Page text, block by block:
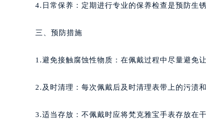
4.日常保养：定期进行专业的保养检查是预防生
三、预防措施
1.避免接触腐蚀性物质：在佩戴过程中尽量避免
2.及时清理：每次佩戴后及时清理表带上的污渍和
3.适当存放：不佩戴时应将梵克雅宝手表存放在